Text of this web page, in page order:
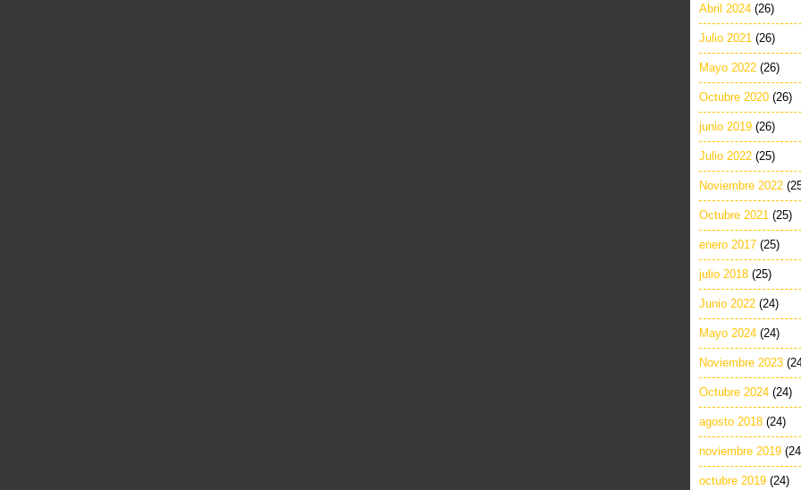
Abril 2024 (26)
Julio 2021 (26)
Mayo 2022 (26)
Octubre 2020 (26)
junio 2019 (26)
Julio 2022 (25)
Noviembre 2022
Octubre 2021 (25)
enero 2017 (25)
julio 2018 (25)
Junio 2022 (24)
Mayo 2024 (24)
Noviembre 2023
Octubre 2024 (24)
agosto 2018 (24)
noviembre 2019
octubre 2019 (24)